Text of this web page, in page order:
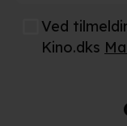
Ved
Kino.dks